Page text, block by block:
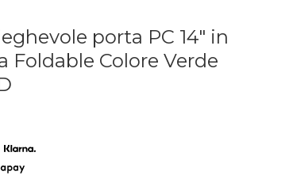
porta PC 14" in
Foldable Colore Verde